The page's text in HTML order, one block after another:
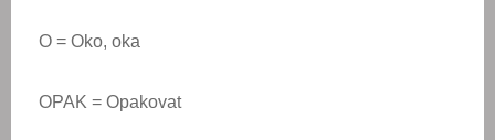
O = Oko, oka
OPAK = Opakovat